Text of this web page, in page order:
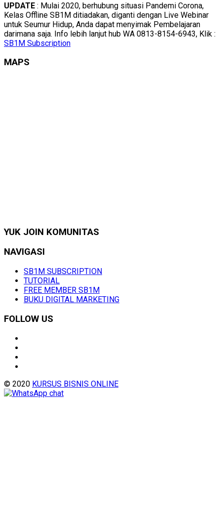
UPDATE : Mulai 2020, berhubung situasi Pandemi Corona,
Kelas Offline SB1M ditiadakan, diganti dengan Live Webinar
untuk Seumur Hidup, Anda dapat menyimak Pembelajaran
darimana saja. Info lebih lanjut hub WA 0813-8154-6943, Klik :
SB1M Subscription
MAPS
YUK JOIN KOMUNITAS
NAVIGASI
SB1M SUBSCRIPTION
TUTORIAL
FREE MEMBER SB1M
BUKU DIGITAL MARKETING
FOLLOW US
© 2020 KURSUS BISNIS ONLINE